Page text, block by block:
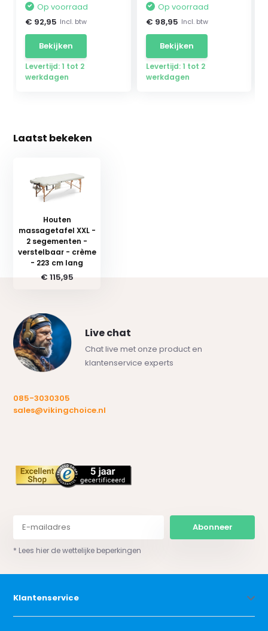
Op voorraad
€ 92,95 Incl. btw
Bekijken
Levertijd: 1 tot 2
werkdagen
Op voorraad
€ 98,95 Incl. btw
Bekijken
Levertijd: 1 tot 2
werkdagen
Laatst bekeken
Houten
massagetafel XXL -
2 segementen -
verstelbaar - crème
- 223 cm lang
€ 115,95
Live chat
Chat live met onze product en
klantenservice experts
085-3030305
sales@vikingchoice.nl
Abonneer
* Lees hier de wettelijke beperkingen
Klantenservice